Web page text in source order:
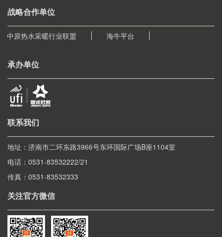
战略合作单位
中原热水采暖行业联盟 海牛平台
承办单位
联系我们
地址：济南市二环东路3966号东环国际广场B座1104室
电话：0531-83532222/21
传真：0531-83532333
关注官方微信